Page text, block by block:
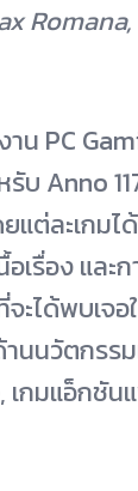
าน PC
บ Anno
ต่ละเกมไ
อเรื่อง แ
ะได้พบเจ
นวัตกรร
กมแอ็กชั